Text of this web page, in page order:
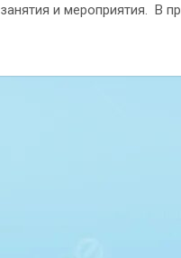
занятия и мероприятия. В